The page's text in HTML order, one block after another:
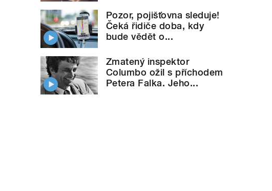
Pozor, pojišťovna sleduje!
Čeká řidiče doba, kdy
bude vědět o...
Zmatený inspektor
Columbo ožil s příchodem
Petera Falka. Jeho...